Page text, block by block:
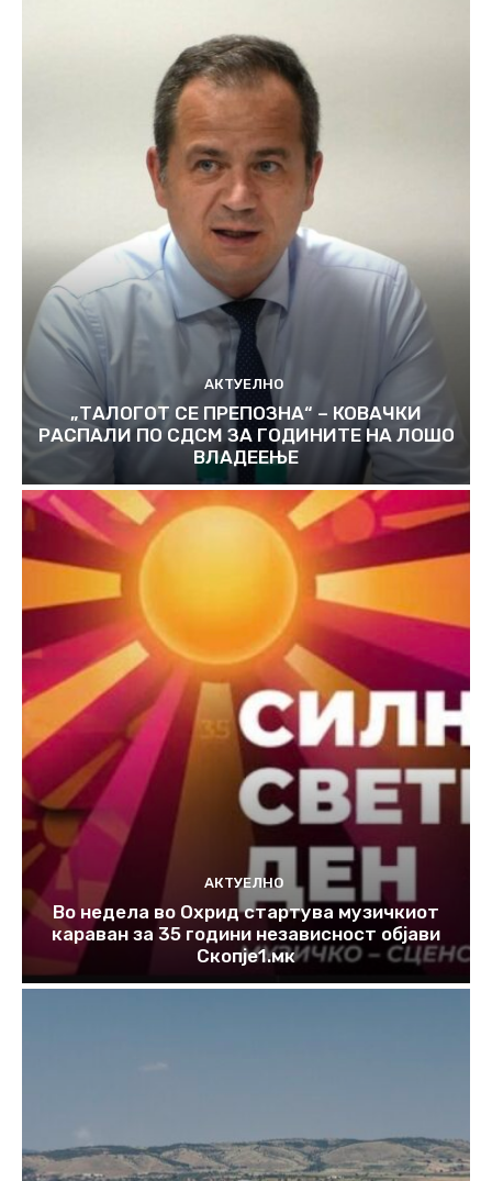
АКТУЕЛНО
„ТАЛОГОТ СЕ ПРЕПОЗНА“ – КОВАЧКИ
РАСПАЛИ ПО СДСМ ЗА ГОДИНИТЕ НА ЛОШО
ВЛАДЕЕЊЕ
АКТУЕЛНО
Во недела во Охрид стартува музичкиот
караван за 35 години независност објави
Скопје1.мк